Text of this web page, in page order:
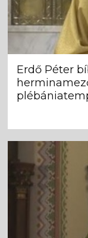
Erdő Péter